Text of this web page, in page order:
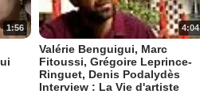
1:56 4:04
Valérie Benguigui, Marc
Fitoussi, Grégoire Leprince-
Ringuet, Denis Podalydès
Interview : La Vie d'artiste